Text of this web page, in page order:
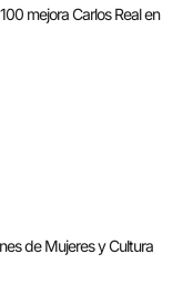
mejora Carlos Real en
de Mujeres y Cultura